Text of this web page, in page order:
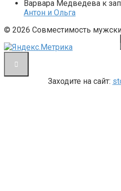
Варвара Медведева к
Антон и Ольга
© 2026 Совместимость
Заходите на сайт: